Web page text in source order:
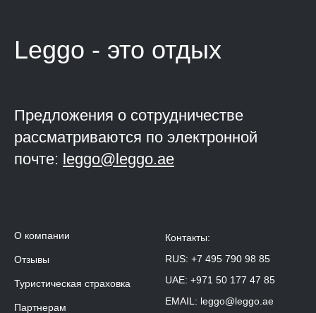
Leggo - это отдых
Предложения о сотрудничестве
рассматриваются по электронной
почте: leggo@leggo.ae
О компании
Отзывы
Туристическая страховка
Партнерам
Контакты:
RUS: +7 495 790 98 85
UAE: +971 50 177 47 85
EMAIL: leggo@leggo.ae